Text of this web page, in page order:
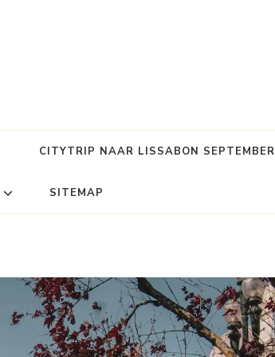
CITYTRIP NAAR LISSABON SEPTEMBER
SITEMAP